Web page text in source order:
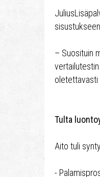
– Suosituin
oletettavasti
Tulta
Aito tuli
-